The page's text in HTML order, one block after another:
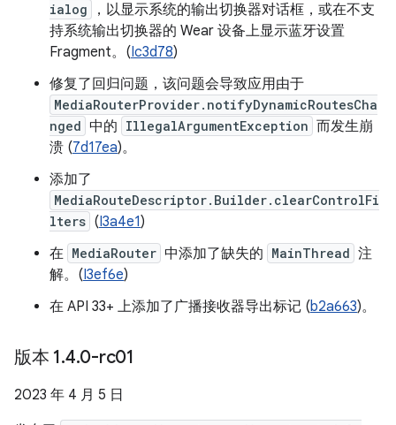
ialog
，以显示系统的输出切换器对话框，或在不支
持系统输出切换器的 Wear 设备上显示蓝牙设置
Fragment。(Ic3d78)
修复了回归问题，该问题会导致应用由于
MediaRouterProvider.notifyDynamicRoutesCha
nged 中的 IllegalArgumentException 而发生崩
溃 (7d17ea)。
添加了
MediaRouteDescriptor.Builder.clearControlFi
lters (I3a4e1)
在 MediaRouter 中添加了缺失的 MainThread 注
解。(I3ef6e)
在 API 33+ 上添加了广播接收器导出标记 (b2a663)。
版本 1.4.0-rc01
2023 年 4 月 5 日